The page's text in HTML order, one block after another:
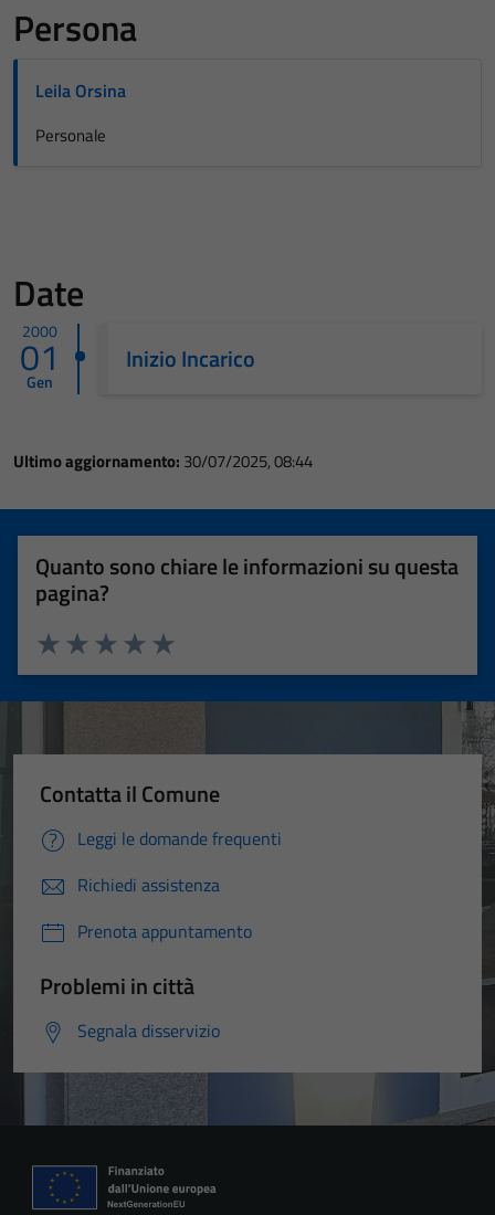
Persona
Leila Orsina
Personale
Date
2000
01
Gen
Inizio Incarico
Ultimo aggiornamento: 30/07/2025, 08:44
Quanto sono chiare le informazioni su questa
pagina?
Valuta 5 stelle su 5
Valuta 4 stelle su 5
Valuta 3 stelle su 5
Valuta 2 stelle su 5
Valuta 1 stelle su 5
Contatta il Comune
Leggi le domande frequenti
Richiedi assistenza
Prenota appuntamento
Problemi in città
Segnala disservizio